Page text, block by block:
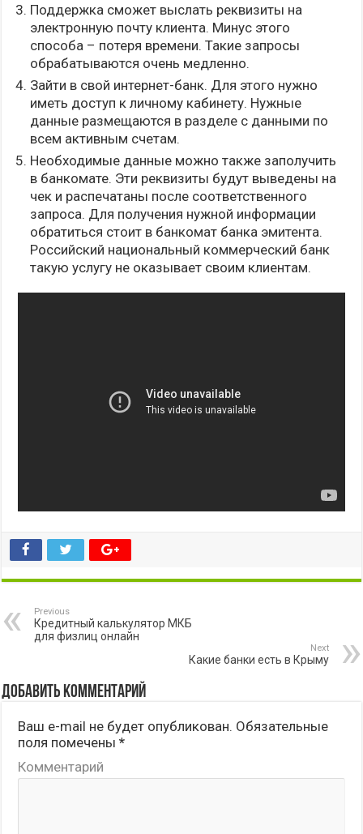
Поддержка сможет выслать реквизиты на
электронную почту клиента. Минус этого
способа – потеря времени. Такие запросы
обрабатываются очень медленно.
Зайти в свой интернет-банк. Для этого нужно
иметь доступ к личному кабинету. Нужные
данные размещаются в разделе с данными по
всем активным счетам.
Необходимые данные можно также заполучить
в банкомате. Эти реквизиты будут выведены на
чек и распечатаны после соответственного
запроса. Для получения нужной информации
обратиться стоит в банкомат банка эмитента.
Российский национальный коммерческий банк
такую услугу не оказывает своим клиентам.
Previous
Кредитный калькулятор МКБ
для физлиц онлайн
Next
Какие банки есть в Крыму
Добавить комментарий
Ваш e-mail не будет опубликован. Обязательные
поля помечены*
Комментарий